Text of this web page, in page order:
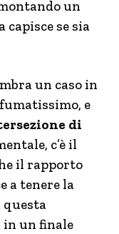
un
capisce se sia
un caso in
e
di
c’è il
il rapporto
a tenere la
questa
in un finale